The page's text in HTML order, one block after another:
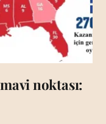
noktası: